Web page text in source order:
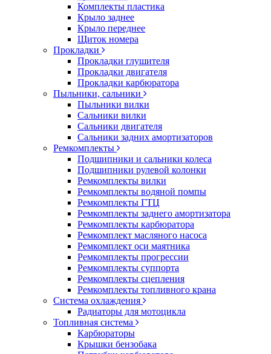
Комплекты пластика
Крыло заднее
Крыло переднее
Щиток номера
Прокладки
Прокладки глушителя
Прокладки двигателя
Прокладки карбюратора
Пыльники, сальники
Пыльники вилки
Сальники вилки
Сальники двигателя
Сальники задних амортизаторов
Ремкомплекты
Подшипники и сальники колеса
Подшипники рулевой колонки
Ремкомплекты вилки
Ремкомплекты водяной помпы
Ремкомплекты ГТЦ
Ремкомплекты заднего амортизатора
Ремкомплекты карбюратора
Ремкомплект масляного насоса
Ремкомплект оси маятника
Ремкомплекты прогрессии
Ремкомплекты суппорта
Ремкомплекты сцепления
Ремкомплекты топливного крана
Система охлаждения
Радиаторы для мотоцикла
Топливная система
Карбюраторы
Крышки бензобака